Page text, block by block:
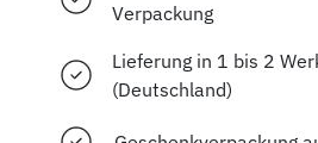
Verpackung
Lieferung in 1 bis 2
(Deutschland)